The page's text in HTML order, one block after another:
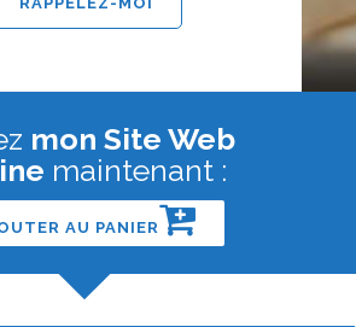
mon Site Web
maintenant :
AU PANIER